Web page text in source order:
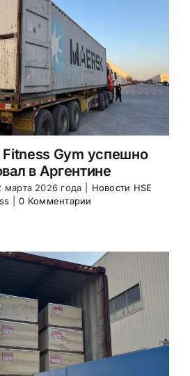
1,200
㎡
Fitness
Club
Fitness Gym успешно
в Аргентине
марта 2026 года
Новости HSE
0 Комментарии